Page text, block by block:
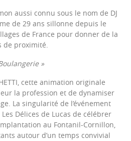
aussi connu sous le nom de DJ
de 29 ans sillonne depuis le
de France pour donner de la
de proximité.
»
cette animation originale
la profession et de dynamiser
La singularité de l’événement
Délices de Lucas de célébrer
au Fontanil-Cornillon,
autour d’un temps convivial